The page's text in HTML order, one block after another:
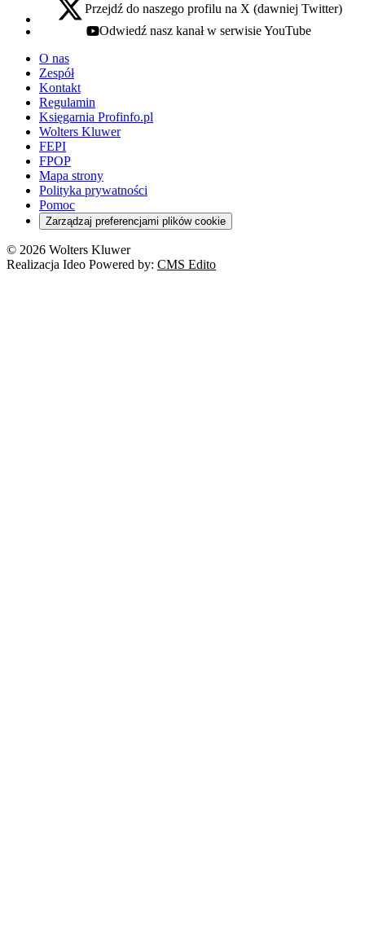
x - otwiera się w nowej karcie
Przejdź do naszego profilu na X (dawniej Twitter)
youtube - otwiera się w nowej karcie
Odwiedź nasz kanał w serwisie YouTube
O nas
Zespół
Kontakt
Regulamin
Księgarnia Profinfo.pl
Wolters Kluwer
FEPI
FPOP
Mapa strony
Polityka prywatności
Pomoc
Zarządzaj preferencjami plików cookie
© 2026 Wolters Kluwer
Realizacja Ideo Powered by: CMS Edito